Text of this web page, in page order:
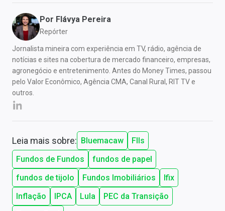
Por Flávya Pereira
Repórter
Jornalista mineira com experiência em TV, rádio, agência de
notícias e sites na cobertura de mercado financeiro, empresas,
agronegócio e entretenimento. Antes do Money Times, passou
pelo Valor Econômico, Agência CMA, Canal Rural, RIT TV e
outros.
Leia mais sobre: Bluemacaw
FIIs
Fundos de Fundos
fundos de papel
fundos de tijolo
Fundos Imobiliários
Ifix
Inflação
IPCA Lula
PEC da Transição